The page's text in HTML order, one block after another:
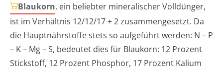
Blaukorn, ein beliebter mineralischer Volldünger,
ist im Verhältnis 12/12/17 + 2 zusammengesetzt. Da
die Hauptnährstoffe stets so aufgeführt werden: N – P
– K – Mg – S, bedeutet dies für Blaukorn: 12 Prozent
Stickstoff, 12 Prozent Phosphor, 17 Prozent Kalium